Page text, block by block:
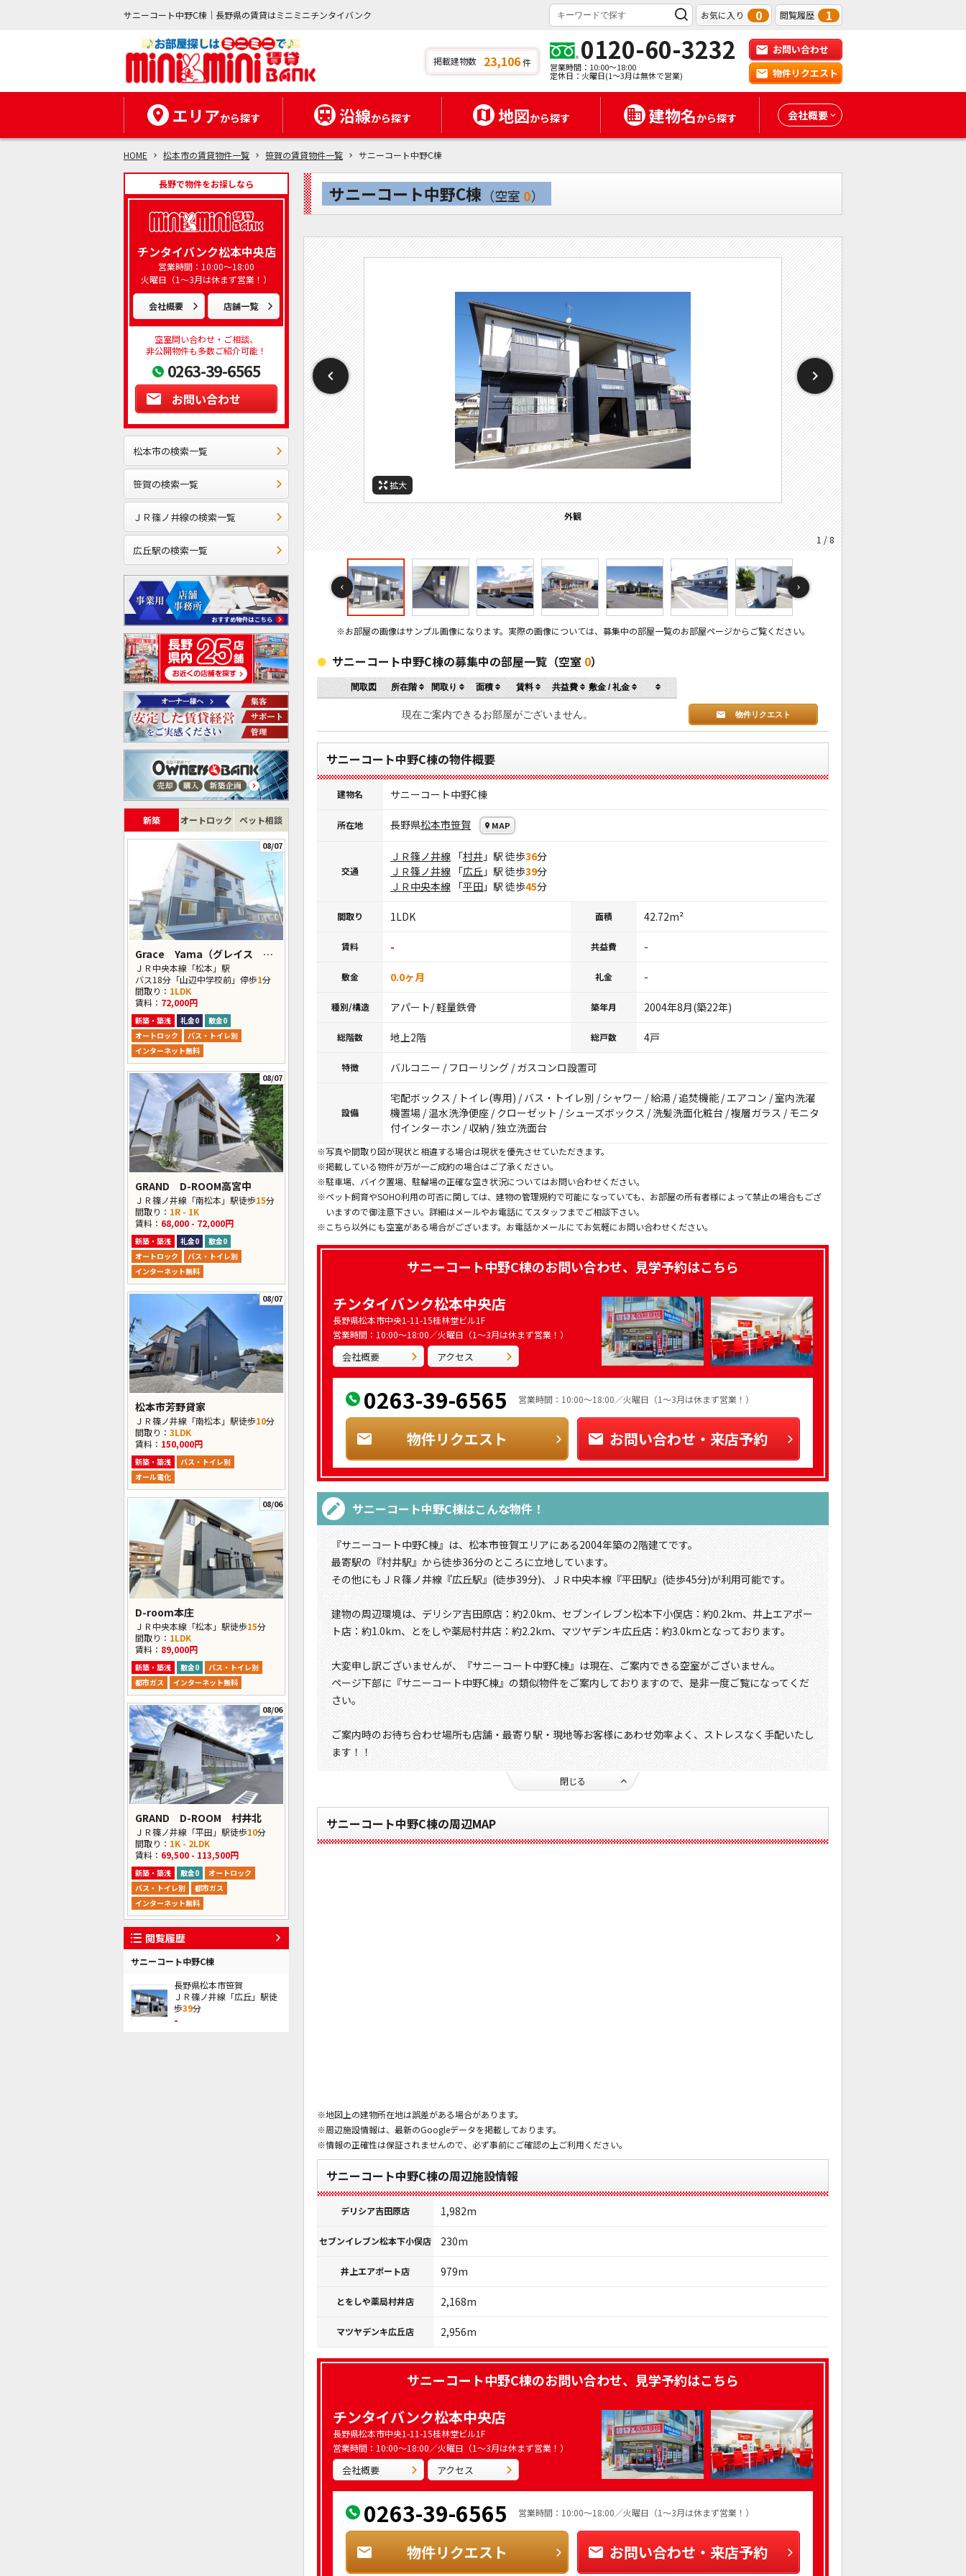
サニーコート中野C棟｜長野県の賃貸はミニミニチンタイバンク お気に入り 0 閲覧履歴 1
掲載建物数 23,106件 0120-60-3232
営業時間：10:00～18:00
定休日：火曜日(1～3月は無休で営業)
お問い合わせ
物件リクエスト
エリアから探す 沿線から探す 地図から探す 建物名から探す 会社概要
HOME 松本市の賃貸物件一覧 笹賀の賃貸物件一覧 サニーコート中野C棟
長野で物件をお探しなら
チンタイバンク松本中央店
営業時間：10:00～18:00
火曜日（1～3月は休まず営業！）
会社概要 店舗一覧
空室問い合わせ・ご相談、
非公開物件も多数ご紹介可能！
0263-39-6565
お問い合わせ
松本市の検索一覧
笹賀の検索一覧
ＪＲ篠ノ井線の検索一覧
広丘駅の検索一覧
新築 オートロック ペット相談
08/07
Grace Yama（グレイス ヤマ）
ＪＲ中央本線「松本」駅
バス18分「山辺中学校前」停歩1分
間取り： 1LDK
賃料： 72,000円
新築・築浅 礼金0
敷金0
オートロック
バス・トイレ別
インターネット無料
08/07
GRAND D-ROOM高宮中
ＪＲ篠ノ井線「南松本」駅徒歩15分
間取り： 1R - 1K
賃料： 68,000 - 72,000円
新築・築浅 礼金0
敷金0
オートロック
バス・トイレ別
インターネット無料
08/07
松本市芳野貸家
ＪＲ篠ノ井線「南松本」駅徒歩10分
間取り： 3LDK
賃料： 150,000円
新築・築浅
バス・トイレ別
オール電化
08/06
D-room本庄
ＪＲ中央本線「松本」駅徒歩15分
間取り： 1LDK
賃料： 89,000円
新築・築浅 敷金0
バス・トイレ別
都市ガス
インターネット無料
08/06
GRAND D-ROOM 村井北
ＪＲ篠ノ井線「平田」駅徒歩10分
間取り： 1K - 2LDK
賃料： 69,500 - 113,500円
新築・築浅 敷金0
オートロック
バス・トイレ別
都市ガス
インターネット無料
閲覧履歴
サニーコート中野C棟
長野県松本市笹賀
ＪＲ篠ノ井線「広丘」駅徒
歩39分
-
サニーコート中野C棟 （空室 0）
拡大
外観
1 / 8
拡大
その他画像
宅配BOX
拡大
周辺施設：ドラックストア
拡大
周辺施設：コンビニ
拡大
周辺施設：スーパー
拡大
駐車場
拡大
エントランス
拡大
エントランス
※お部屋の画像はサンプル画像になります。実際の画像については、募集中の部屋一覧のお部屋ページからご覧ください。
サニーコート中野C棟の募集中の部屋一覧（空室 0）
間取図 所在階 間取り 面積 賃料 共益費 敷金 / 礼金
現在ご案内できるお部屋がございません。 物件リクエスト
サニーコート中野C棟の物件概要
建物名 サニーコート中野C棟
所在地 長野県松本市笹賀 MAP
交通
ＪＲ篠ノ井線 「村井 」駅 徒歩36分
ＪＲ篠ノ井線 「広丘 」駅 徒歩39分
ＪＲ中央本線 「平田 」駅 徒歩45分
間取り 1LDK 面積 42.72m²
賃料 - 共益費 -
敷金 0.0ヶ月 礼金 -
種別/構造 アパート/ 軽量鉄骨 築年月 2004年8月(築22年)
総階数 地上2階 総戸数 4戸
特徴 バルコニー / フローリング / ガスコンロ設置可
設備
宅配ボックス / トイレ(専用) / バス・トイレ別 / シャワー / 給湯 / 追焚機能 / エアコン / 室内洗濯
機置場 / 温水洗浄便座 / クローゼット / シューズボックス / 洗髪洗面化粧台 / 複層ガラス / モニタ
付インターホン / 収納 / 独立洗面台
※写真や間取り図が現状と相違する場合は現状を優先させていただきます。
※掲載している物件が万が一ご成約の場合はご了承ください。
※駐車場、バイク置場、駐輪場の正確な空き状況についてはお問い合わせください。
※ペット飼育やSOHO利用の可否に関しては、建物の管理規約で可能になっていても、お部屋の所有者様によって禁止の場合もござ
いますので御注意下さい。詳細はメールやお電話にてスタッフまでご相談下さい。
※こちら以外にも空室がある場合がございます。お電話かメールにてお気軽にお問い合わせください。
サニーコート中野C棟のお問い合わせ、見学予約はこちら
チンタイバンク松本中央店
長野県松本市中央1-11-15桂林堂ビル1F
営業時間：10:00～18:00／火曜日（1～3月は休まず営業！）
会社概要 アクセス
0263-39-6565 営業時間：10:00～18:00／火曜日（1～3月は休まず営業！）
物件リクエスト お問い合わせ・来店予約
サニーコート中野C棟はこんな物件！
『サニーコート中野C棟』は、松本市笹賀エリアにある2004年築の2階建てです。
最寄駅の『村井駅』から徒歩36分のところに立地しています。
その他にもＪＲ篠ノ井線『広丘駅』(徒歩39分)、ＪＲ中央本線『平田駅』(徒歩45分)が利用可能です。
建物の周辺環境は、デリシア吉田原店：約2.0km、セブンイレブン松本下小俣店：約0.2km、井上エアポー
ト店：約1.0km、とをしや薬局村井店：約2.2km、マツヤデンキ広丘店：約3.0kmとなっております。
大変申し訳ございませんが、『サニーコート中野C棟』は現在、ご案内できる空室がございません。
ページ下部に『サニーコート中野C棟』の類似物件をご案内しておりますので、是非一度ご覧になってくだ
さい。
ご案内時のお待ち合わせ場所も店舗・最寄り駅・現地等お客様にあわせ効率よく、ストレスなく手配いたし
ます！！
閉じる
サニーコート中野C棟の周辺MAP
※地図上の建物所在地は誤差がある場合があります。
※周辺施設情報は、最新のGoogleデータを掲載しております。
※情報の正確性は保証されませんので、必ず事前にご確認の上ご利用ください。
サニーコート中野C棟の周辺施設情報
デリシア吉田原店 1,982m
セブンイレブン松本下小俣店 230m
井上エアポート店 979m
とをしや薬局村井店 2,168m
マツヤデンキ広丘店 2,956m
サニーコート中野C棟のお問い合わせ、見学予約はこちら
チンタイバンク松本中央店
長野県松本市中央1-11-15桂林堂ビル1F
営業時間：10:00～18:00／火曜日（1～3月は休まず営業！）
会社概要 アクセス
0263-39-6565 営業時間：10:00～18:00／火曜日（1～3月は休まず営業！）
物件リクエスト お問い合わせ・来店予約